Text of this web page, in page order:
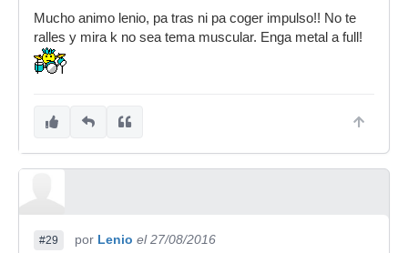
Mucho animo lenio, pa tras ni pa coger impulso!! No te
ralles y mira k no sea tema muscular. Enga metal a full!
#29 por Lenio el 27/08/2016